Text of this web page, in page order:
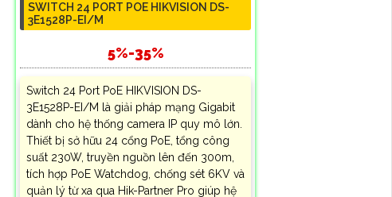
SWITCH 24 PORT POE HIKVISION DS-
3E1528P-EI/M
5%-35%
Switch 24 Port PoE HIKVISION DS-
3E1528P-EI/M là giải pháp mạng Gigabit
dành cho hệ thống camera IP quy mô lớn.
Thiết bị sở hữu 24 cổng PoE, tổng công
suất 230W, truyền nguồn lên đến 300m,
tích hợp PoE Watchdog, chống sét 6KV và
quản lý từ xa qua Hik-Partner Pro giúp hệ